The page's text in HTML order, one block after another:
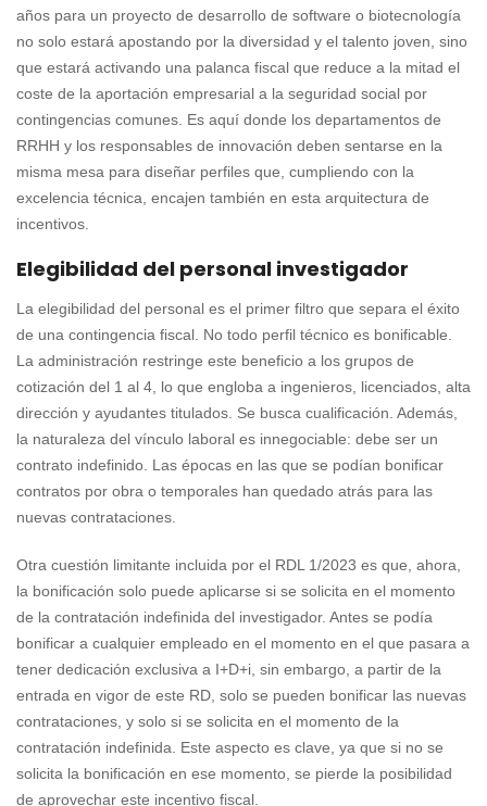
años para un proyecto de desarrollo de software o biotecnología
no solo estará apostando por la diversidad y el talento joven, sino
que estará activando una palanca fiscal que reduce a la mitad el
coste de la aportación empresarial a la seguridad social por
contingencias comunes. Es aquí donde los departamentos de
RRHH y los responsables de innovación deben sentarse en la
misma mesa para diseñar perfiles que, cumpliendo con la
excelencia técnica, encajen también en esta arquitectura de
incentivos.
Elegibilidad del personal investigador
La elegibilidad del personal es el primer filtro que separa el éxito
de una contingencia fiscal. No todo perfil técnico es bonificable.
La administración restringe este beneficio a los grupos de
cotización del 1 al 4, lo que engloba a ingenieros, licenciados, alta
dirección y ayudantes titulados. Se busca cualificación. Además,
la naturaleza del vínculo laboral es innegociable: debe ser un
contrato indefinido. Las épocas en las que se podían bonificar
contratos por obra o temporales han quedado atrás para las
nuevas contrataciones.
Otra cuestión limitante incluida por el RDL 1/2023 es que, ahora,
la bonificación solo puede aplicarse si se solicita en el momento
de la contratación indefinida del investigador. Antes se podía
bonificar a cualquier empleado en el momento en el que pasara a
tener dedicación exclusiva a I+D+i, sin embargo, a partir de la
entrada en vigor de este RD, solo se pueden bonificar las nuevas
contrataciones, y solo si se solicita en el momento de la
contratación indefinida. Este aspecto es clave, ya que si no se
solicita la bonificación en ese momento, se pierde la posibilidad
de aprovechar este incentivo fiscal.